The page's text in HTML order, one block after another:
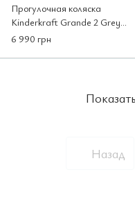
Прогулочная коляска
Kinderkraft Grande 2 Grey
(KSGRAN02GRY0000)
6 990 грн
Назад